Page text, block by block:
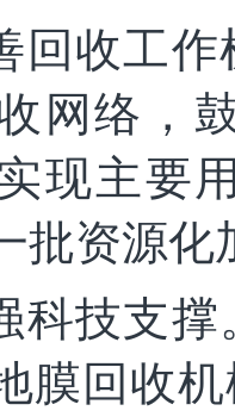
回收工
网络，
现主要
批资源化
科技支
膜回收